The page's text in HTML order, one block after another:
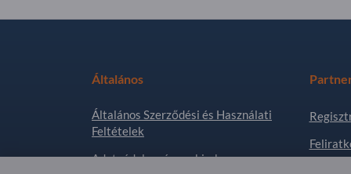
Általános
Általános Szerződési és Használati
Feltételek
Adatvédelem és cookie-k